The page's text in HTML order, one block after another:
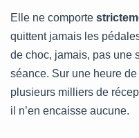
Elle ne comporte
quittent jamais les
de choc, jamais, pas une
séance. Sur une heure
plusieurs milliers de
il n’en encaisse aucune.